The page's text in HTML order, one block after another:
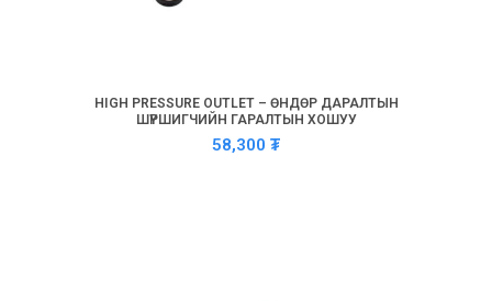
HIGH PRESSURE OUTLET – ӨНДӨР ДАРАЛТЫН
ШҮРШИГЧИЙН ГАРАЛТЫН ХОШУУ
58,300 ₮